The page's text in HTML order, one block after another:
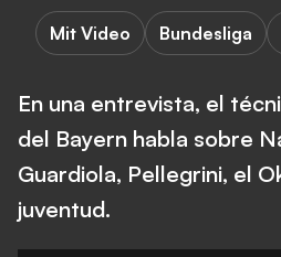
Mit Video Bundesliga
En una entrevista, el
del Bayern habla sobre
Guardiola, Pellegrini, el
juventud.